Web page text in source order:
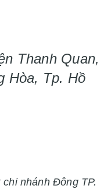
Thanh Quan,
Hòa, Tp. Hồ
nhánh Đông TP.